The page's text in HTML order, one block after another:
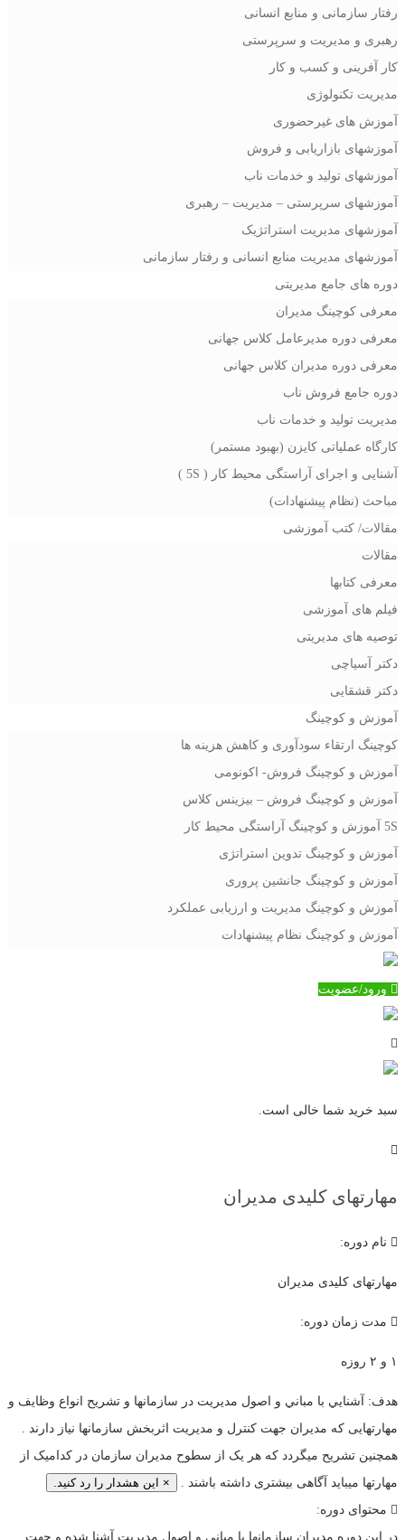
رفتار سازمانی و منابع انسانی
رهبری و مدیریت و سرپرستی
کار آفرینی و کسب و کار
مدیریت تکنولوژی
آموزش های غیرحضوری
آموزشهای بازاریابی و فروش
آموزشهای تولید و خدمات ناب
آموزشهای سرپرستی – مدیریت – رهبری
آموزشهای مدیریت استراتژیک
آموزشهای مدیریت منابع انسانی و رفتار سازمانی
دوره های جامع مدیریتی
معرفی کوچینگ مدیران
معرفی دوره مدیرعامل کلاس جهانی
معرفی دوره مدیران کلاس جهانی
دوره جامع فروش ناب
مدیریت تولید و خدمات ناب
کارگاه عملیاتی کایزن (بهبود مستمر)
آشنایی و اجرای آراستگی محیط کار ( 5S )
مباحث (نظام پیشنهادات)
مقالات/ کتب آموزشی
مقالات
معرفی کتابها
فیلم های آموزشی
توصیه های مدیریتی
دکتر آسیاچی
دکتر قشقایی
آموزش و کوچینگ
کوچینگ ارتقاء سودآوری و کاهش هزینه ها
آموزش و کوچینگ فروش- اکونومی
آموزش و کوچینگ فروش – بیزینس کلاس
5S آموزش و کوچینگ آراستگی محیط کار
آموزش و کوچینگ تدوین استراتژی
آموزش و کوچینگ جانشین پروری
آموزش و کوچینگ مدیریت و ارزیابی عملکرد
آموزش و کوچینگ نظام پیشنهادات
ورود/عضویت
سبد خرید شما خالی است.
مهارتهای کلیدی مدیران
نام دوره:
مهارتهای کلیدی مدیران
مدت زمان دوره:
۱ و ۲ روزه
هدف:
آشنايي با مباني و اصول مدیریت در سازمانها و تشریح انواع وظایف و
مهارتهایی که مدیران جهت کنترل و مدیریت اثربخش سازمانها نیاز دارند .
همچنین تشریح میگردد که هر یک از سطوح مدیران سازمان در کدامیک از
مهارتها میباید آگاهی بیشتری داشته باشند .
×
این هشدار را رد کنید.
محتوای دوره:
در این دوره مدیران سازمانها با مبانی و اصول مدیریت آشنا شده و جهت